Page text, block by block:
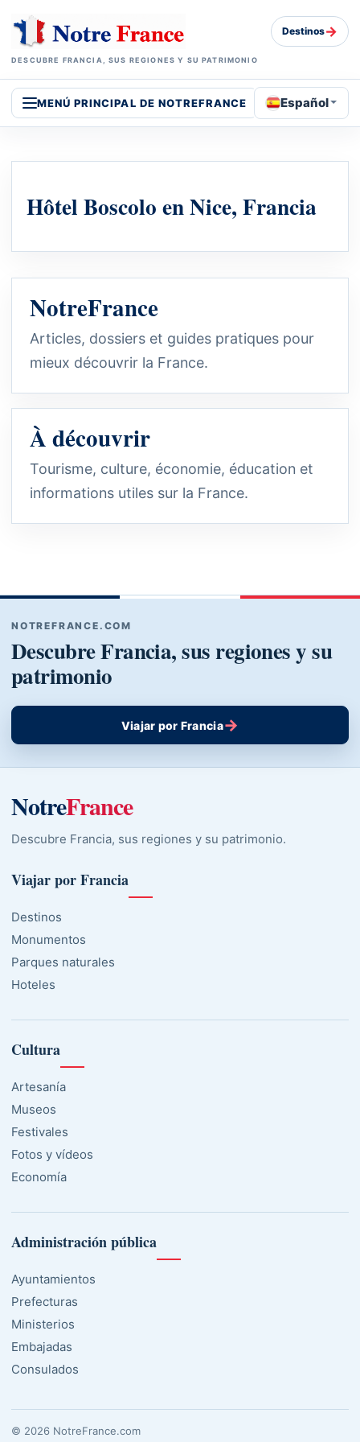
DESCUBRE FRANCIA, SUS REGIONES Y SU PATRIMONIO
Destinos→
MENÚ PRINCIPAL DE NOTREFRANCE Español
Hôtel Boscolo en Nice, Francia
NotreFrance
Articles, dossiers et guides pratiques pour
mieux découvrir la France.
À découvrir
Tourisme, culture, économie, éducation et
informations utiles sur la France.
NOTREFRANCE.COM
Descubre Francia, sus regiones y su
patrimonio
Viajar por Francia→
NotreFrance
Descubre Francia, sus regiones y su patrimonio.
Viajar por Francia
Destinos
Monumentos
Parques naturales
Hoteles
Cultura
Artesanía
Museos
Festivales
Fotos y vídeos
Economía
Administración pública
Ayuntamientos
Prefecturas
Ministerios
Embajadas
Consulados
© 2026 NotreFrance.com